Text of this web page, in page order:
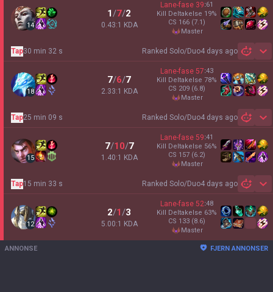
14
1/7/2
0.43:1 KDA
Lane-fase 39:61
Kill Deltakelse 19%
CS 166 (7.1)
master
Ranked Solo/Duo4 days ago
Tap30 min 32 s
18
7/6/7
2.33:1 KDA
Lane-fase 57:43
Kill Deltakelse 78%
CS 209 (6.8)
master
Ranked Solo/Duo4 days ago
Tap25 min 09 s
15
7/10/7
1.40:1 KDA
Lane-fase 59:41
Kill Deltakelse 56%
CS 157 (6.2)
master
Ranked Solo/Duo4 days ago
Tap15 min 33 s
12
2/1/3
5.00:1 KDA
Lane-fase 52:48
Kill Deltakelse 63%
CS 133 (8.6)
master
ANNONSE FJERN ANNONSER